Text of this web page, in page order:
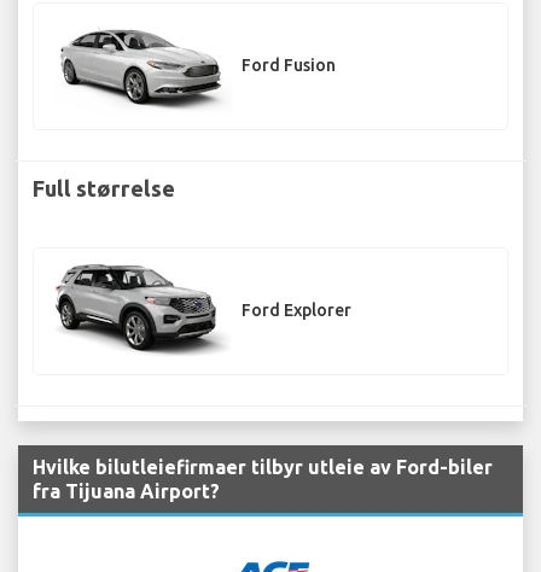
Ford Fusion
Full størrelse
Ford Explorer
Hvilke bilutleiefirmaer tilbyr utleie av Ford-biler
fra Tijuana Airport?